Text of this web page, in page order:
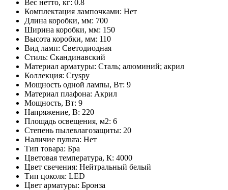
Вес нетто, кг: 0.8
Комплектация лампочками: Нет
Длина коробки, мм: 700
Ширина коробки, мм: 150
Высота коробки, мм: 110
Вид ламп: Светодиодная
Стиль: Скандинавский
Материал арматуры: Сталь; алюминий; акрил
Коллекция: Cryspy
Мощность одной лампы, Вт: 9
Материал плафона: Акрил
Мощность, Вт: 9
Напряжение, В: 220
Площадь освещения, м2: 6
Степень пылевлагозащиты: 20
Наличие пульта: Нет
Тип товара: Бра
Цветовая температура, К: 4000
Цвет свечения: Нейтральный белый
Тип цоколя: LED
Цвет арматуры: Бронза